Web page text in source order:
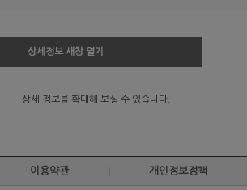
상세정보 새창 열기
상세 정보를 확대해 보실 수 있습니다.
이용약관 개인정보정책